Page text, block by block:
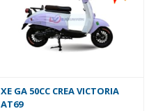
XE GA 50CC CREA VICTORIA
AT69